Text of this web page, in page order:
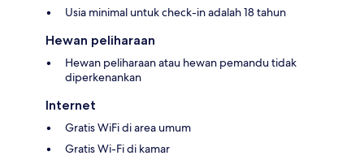
Usia minimal untuk check-in adalah 18 tahun
Hewan peliharaan
Hewan peliharaan atau hewan pemandu tidak
diperkenankan
Internet
Gratis WiFi di area umum
Gratis Wi-Fi di kamar